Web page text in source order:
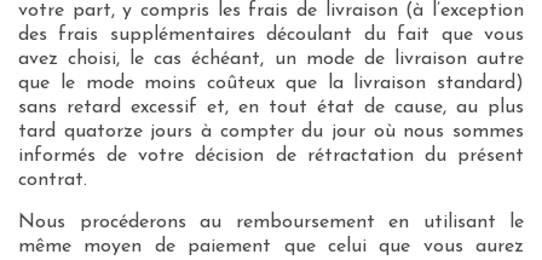
votre part, y compris les frais de livraison (à l’exception
des frais supplémentaires découlant du fait que vous
avez choisi, le cas échéant, un mode de livraison autre
que le mode moins coûteux que la livraison standard)
sans retard excessif et, en tout état de cause, au plus
tard quatorze jours à compter du jour où nous sommes
informés de votre décision de rétractation du présent
contrat.
Nous procéderons au remboursement en utilisant le
même moyen de paiement que celui que vous aurez